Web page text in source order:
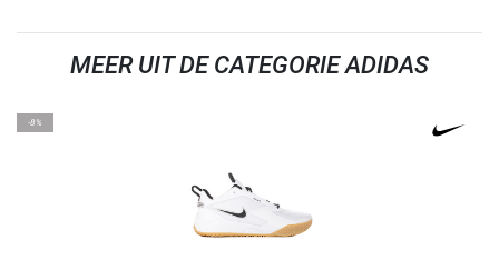
MEER UIT DE CATEGORIE ADIDAS
-8%